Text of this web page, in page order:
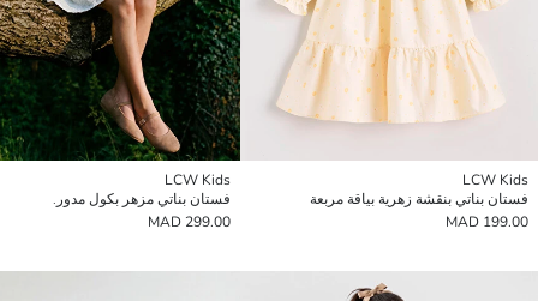
LCW Kids
فستان بناتي بنقشة زهرية بياقة مربعة
199.00 MAD
LCW Kids
فستان بناتي مزهر بكول مدور.
299.00 MAD